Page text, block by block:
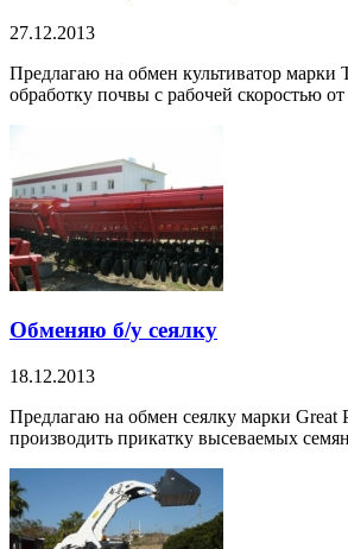
27.12.2013
Предлагаю на обмен культиватор марки
обработку почвы с рабочей скоростью
Обменяю б/у сеялку
18.12.2013
Предлагаю на обмен сеялку марки Great
производить прикатку высеваемых